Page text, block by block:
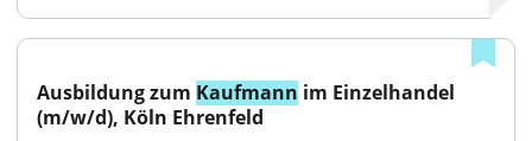
Ausbildung zum Kaufmann im Einzelhandel
(m/w/d), Köln Ehrenfeld